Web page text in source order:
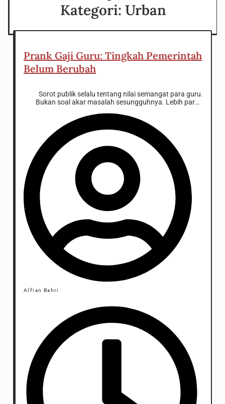
Kategori: Urban
Prank Gaji Guru: Tingkah Pemerintah
Belum Berubah
Sorot publik selalu tentang nilai semangat para guru.
Bukan soal akar masalah sesungguhnya. Lebih parah
pemimpin dari tingkat sekolah sampai pemerintahan.
Alfian Bahri